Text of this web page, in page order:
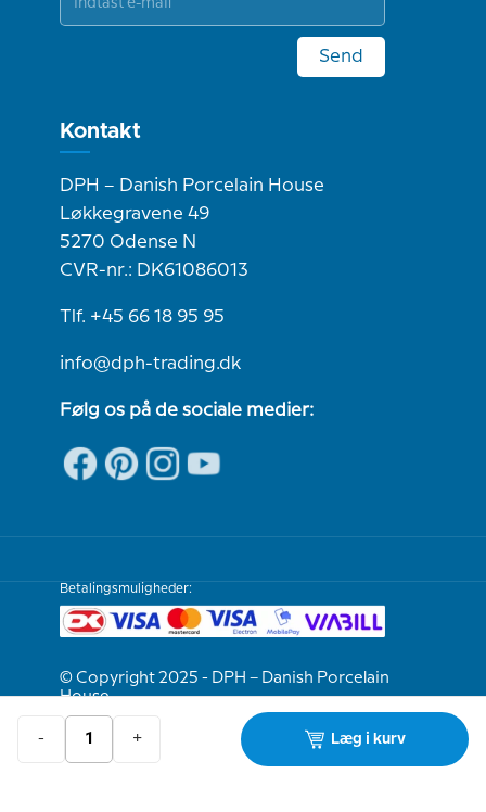
- + Læg i kurv
Send
Kontakt
DPH – Danish Porcelain House
Løkkegravene 49
5270 Odense N
CVR-nr.: DK61086013
Tlf. +45 66 18 95 95
info@dph-trading.dk
Følg os på de sociale medier:
Betalingsmuligheder:
© Copyright 2025 - DPH – Danish Porcelain
House